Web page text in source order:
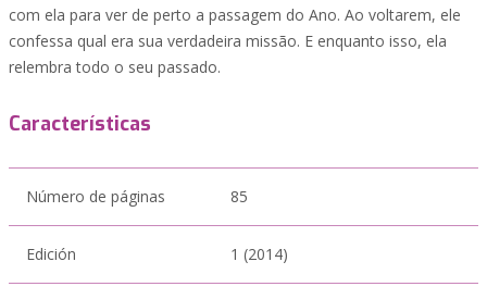
com ela para ver de perto a passagem do Ano. Ao voltarem, ele
confessa qual era sua verdadeira missão. E enquanto isso, ela
relembra todo o seu passado.
Características
Número de páginas 85
Edición 1 (2014)